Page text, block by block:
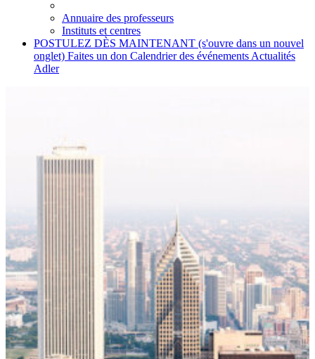
Annuaire des professeurs
Instituts et centres
POSTULEZ DÈS MAINTENANT (s'ouvre dans un nouvel
onglet) Faites un don Calendrier des événements Actualités
Adler